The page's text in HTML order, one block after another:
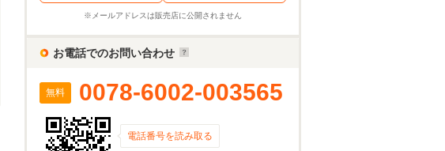
※メールアドレスは販売店に公開されません
お電話でのお問い合わせ
無料 0078-6002-003565
電話番号を読み取る